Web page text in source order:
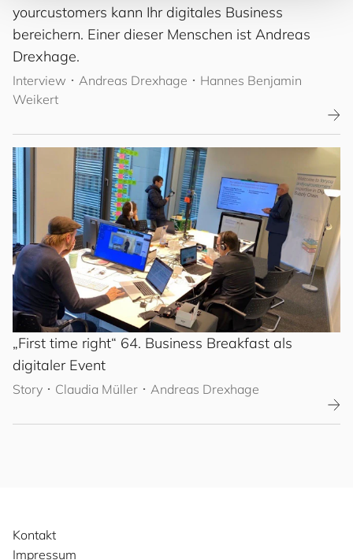
yourcustomers kann Ihr digitales Business
bereichern. Einer dieser Menschen ist Andreas
Drexhage.
Interview ･ Andreas Drexhage ･ Hannes Benjamin
Weikert
„First time right“ 64. Business Breakfast als
digitaler Event
Story ･ Claudia Müller ･ Andreas Drexhage
Kontakt
Impressum